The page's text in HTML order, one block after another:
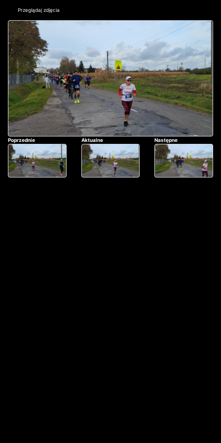
Przeglądaj zdjęcia
Poprzednie Aktualne Następne